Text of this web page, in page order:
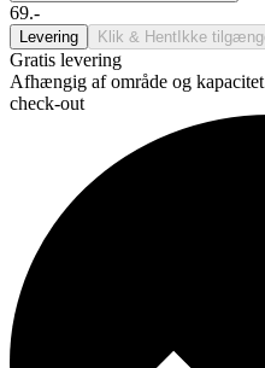
69.-
Levering Klik & Hent Ikke
Gratis levering
Afhængig af område og
check-out